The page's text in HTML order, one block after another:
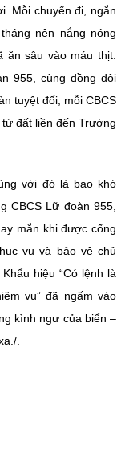
Mỗi chuyến đi, ngắn
nên nắng nóng
ăn sâu vào máu thịt.
955, cùng đồng đội
tuyệt đối, mỗi CBCS
đất liền đến Trường
với đó là bao khó
CBCS Lữ đoàn 955,
mắn khi được cống
vụ và bảo vệ chủ
hiệu “Có lệnh là
vụ” đã ngấm vào
kình ngư của biển –
.